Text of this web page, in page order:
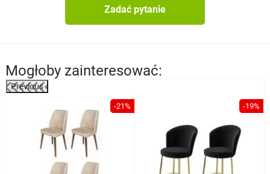
Zadać pytanie
Mogłoby zainteresować:
Previous
-21% -19%